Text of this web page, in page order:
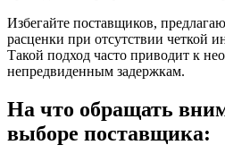
Избегайте поставщиков,
расценки при отсутствии четкой
Такой подход часто приводит к
непредвиденным задержкам.
На что обращать
выборе поставщика: